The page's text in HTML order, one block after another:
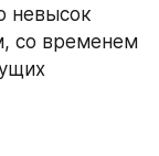
невысок
со временем